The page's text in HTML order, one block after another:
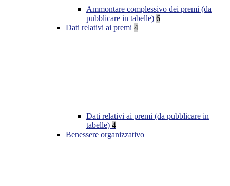
Ammontare complessivo dei premi (da
pubblicare in tabelle) 6
Dati relativi ai premi 4
Dati relativi ai premi (da pubblicare in
tabelle) 4
Benessere organizzativo